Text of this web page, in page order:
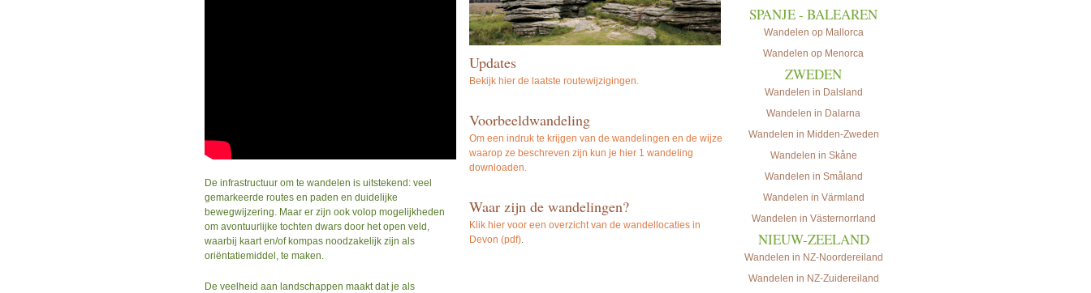
De infrastructuur om te wandelen is uitstekend: veel
gemarkeerde routes en paden en duidelijke
bewegwijzering. Maar er zijn ook volop mogelijkheden
om avontuurlijke tochten dwars door het open veld,
waarbij kaart en/of kompas noodzakelijk zijn als
oriëntatiemiddel, te maken.
De veelheid aan landschappen maakt dat je als
Updates
Bekijk hier de laatste routewijzigingen.
Voorbeeldwandeling
Om een indruk te krijgen van de wandelingen en de wijze
waarop ze beschreven zijn kun je hier 1 wandeling
downloaden.
Waar zijn de wandelingen?
Klik hier voor een overzicht van de wandellocaties in
Devon (pdf).
SPANJE - BALEAREN
Wandelen op Mallorca
Wandelen op Menorca
ZWEDEN
Wandelen in Dalsland
Wandelen in Dalarna
Wandelen in Midden-Zweden
Wandelen in Skåne
Wandelen in Småland
Wandelen in Värmland
Wandelen in Västernorrland
NIEUW-ZEELAND
Wandelen in NZ-Noordereiland
Wandelen in NZ-Zuidereiland